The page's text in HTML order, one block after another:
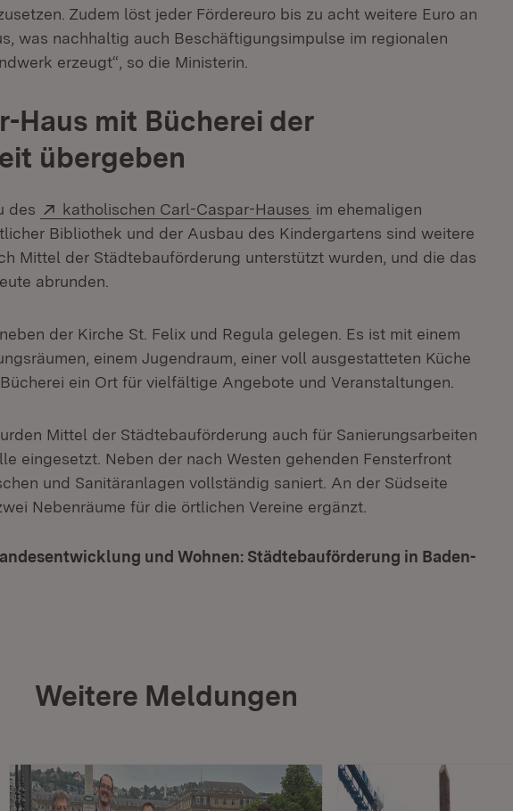
Zudem löst jeder Fördereuro bis zu acht weitere Euro an
was nachhaltig auch Beschäftigungsimpulse im regionalen
erzeugt“, so die Ministerin.
Haus mit Bücherei der
übergeben
des Extern:
katholischen Carl-Caspar-Hauses (Öffnet in neuem Fenster)
im ehemaligen
Bibliothek und der Ausbau des Kindergartens sind weitere
Mittel der Städtebauförderung unterstützt wurden, und die das
abrunden.
der Kirche St. Felix und Regula gelegen. Es ist mit einem
einem Jugendraum, einer voll ausgestatteten Küche
ein Ort für vielfältige Angebote und Veranstaltungen.
Mittel der Städtebauförderung auch für Sanierungsarbeiten
eingesetzt. Neben der nach Westen gehenden Fensterfront
und Sanitäranlagen vollständig saniert. An der Südseite
Nebenräume für die örtlichen Vereine ergänzt.
und Wohnen: Städtebauförderung in Baden-
Weitere Meldungen